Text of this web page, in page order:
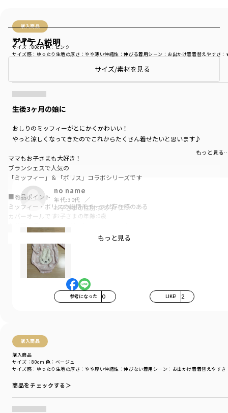
購入商品
購入商品
サイズ感 ：ゆったり 生地の厚さ ：やや薄い伸縮性 ：伸びる着用シーン ：お出かけ着着替えやすさ
サイズ：80cm色：ピンク
生後3ヶ月の娘に
おしりのミッフィーがとにかくかわいい！
やっと涼しくなってきたのでこれからたくさん着せたいと思います♪
もっと見る
no name
年代:30代
お子さまの性別:女の子
お子さまの年齢: 0歳
参考になった 0 LIKE! 2
購入商品
購入商品
サイズ感 ：ゆったり 生地の厚さ ：やや厚い伸縮性 ：伸びない着用シーン ：お出かけ着着替えやすさ
サイズ：80cm 色：ベージュ
商品をチェックする＞
アイテム説明
サイズ/素材を見る
ママもお子さまも大好き！
ブランシェスで人気の
「ミッフィー」＆「ボリス」コラボシリーズです
■商品ポイント
ミッフィー・ボリスの総柄モチーフが存在感のある
カバーオールです
お花柄の優しい色合いが、お子さまの肌になじんで
くれるので、上品なデザインに仕上がっています
大きめの衿がお顔周りを華やかに見せてくれる一枚
おしりにはふわふわのモチーフが♪
抱っこの時やハイハイの時の可愛さポイントがアップします
伸縮性のあるスムース素材を使用しているので、
着心地も良く、手足をたくさん動かすベビーちゃんの
動きの妨げになりません
ル
【ミッフィー70周年】
1955年に誕生してから、世界中で世代を超えて
愛され続けるミッフィー。
もっと見る